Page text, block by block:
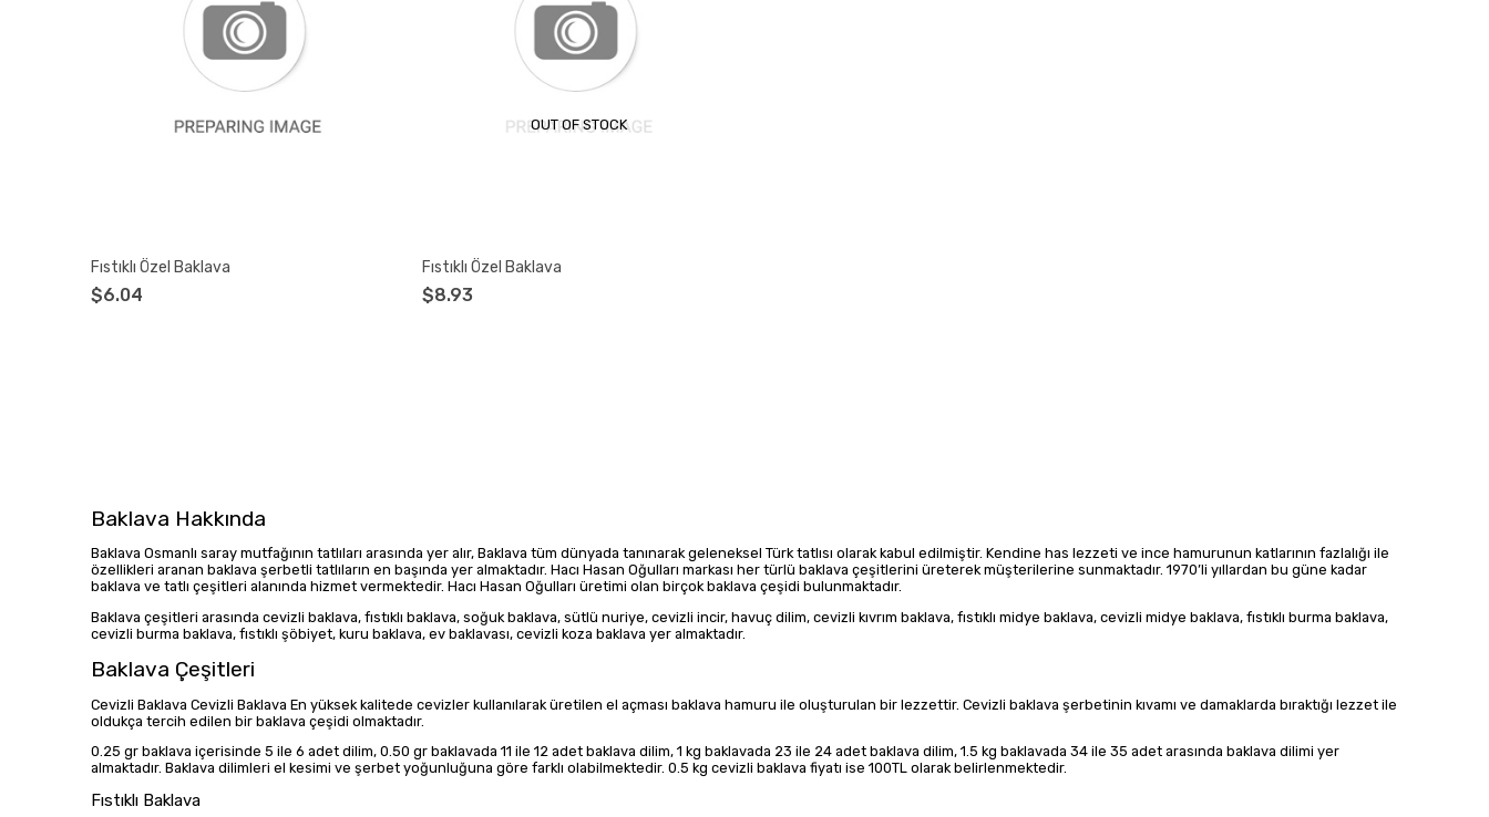
Fıstıklı Özel Baklava
$6.04
OUT OF STOCK
Fıstıklı Özel Baklava
$8.93
Baklava Hakkında
Baklava Osmanlı saray mutfağının tatlıları arasında yer alır, Baklava tüm dünyada tanınarak geleneksel Türk tatlısı olarak kabul edilmiştir. Kendine has lezzeti ve ince hamurunun katlarının fazlalığı ile
özellikleri aranan baklava şerbetli tatlıların en başında yer almaktadır. Hacı Hasan Oğulları markası her türlü baklava çeşitlerini üreterek müşterilerine sunmaktadır. 1970’li yıllardan bu güne kadar
baklava ve tatlı çeşitleri alanında hizmet vermektedir. Hacı Hasan Oğulları üretimi olan birçok baklava çeşidi bulunmaktadır.
Baklava çeşitleri arasında cevizli baklava, fıstıklı baklava, soğuk baklava, sütlü nuriye, cevizli incir, havuç dilim, cevizli kıvrım baklava, fıstıklı midye baklava, cevizli midye baklava, fıstıklı burma baklava,
cevizli burma baklava, fıstıklı şöbiyet, kuru baklava, ev baklavası, cevizli koza baklava yer almaktadır.
Baklava Çeşitleri
Cevizli Baklava Cevizli Baklava En yüksek kalitede cevizler kullanılarak üretilen el açması baklava hamuru ile oluşturulan bir lezzettir. Cevizli baklava şerbetinin kıvamı ve damaklarda bıraktığı lezzet ile
oldukça tercih edilen bir baklava çeşidi olmaktadır.
0.25 gr baklava içerisinde 5 ile 6 adet dilim, 0.50 gr baklavada 11 ile 12 adet baklava dilim, 1 kg baklavada 23 ile 24 adet baklava dilim, 1.5 kg baklavada 34 ile 35 adet arasında baklava dilimi yer
almaktadır. Baklava dilimleri el kesimi ve şerbet yoğunluğuna göre farklı olabilmektedir. 0.5 kg cevizli baklava fiyatı ise 100TL olarak belirlenmektedir.
Fıstıklı Baklava